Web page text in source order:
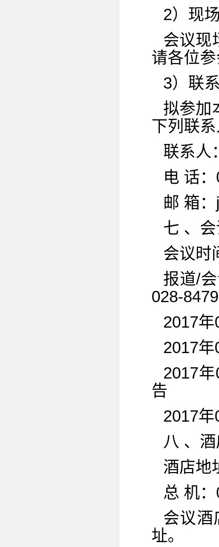
2）现
会议现
请各位
3）联
拟参加
下列联
联系人
电 话
邮 箱
七 、
会议时
报道/
028-
2017
2017
2017
告
2017
八 、
酒店地
总 机
会议酒
址。